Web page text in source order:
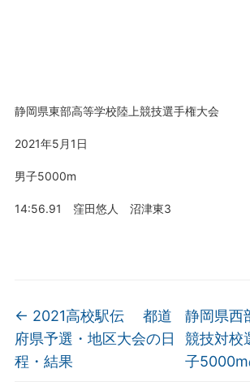
静岡県東部高等学校陸上競技選手権大会
2021年5月1日
男子5000m
14:56.91 窪田悠人 沼津東3
← 2021高校駅伝 都道
府県予選・地区大会の日
程・結果
静岡県西
競技対
子5000m